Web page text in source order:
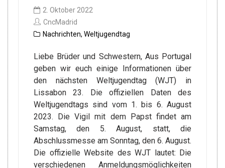
2. Oktober 2022
CncMadrid
Nachrichten, Weltjugendtag
Liebe Brüder und Schwestern, Aus Portugal
geben wir euch einige Informationen über
den nächsten Weltjugendtag (WJT) in
Lissabon 23. Die offiziellen Daten des
Weltjugendtags sind vom 1. bis 6. August
2023. Die Vigil mit dem Papst findet am
Samstag, den 5. August, statt, die
Abschlussmesse am Sonntag, den 6. August.
Die offizielle Website des WJT lautet: Die
verschiedenen Anmeldungsmöglichkeiten